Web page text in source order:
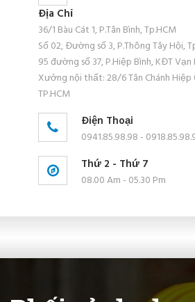
Địa Chỉ
36/1 Bàu Cát 1, P.Tân Bình, Tp.HCM
Số 02, Đường số 3, P.Thông Tây Hội,
95 đường số 37, P.Hiệp Bình, KĐT Vạn
Xưởng nội thất: 28/6 Tân Chánh Hiệp
TP.HCM
Điện Thoại
0941.85.98.98 -
Thứ 2 - Thứ 7
08.00 Am - 05.30 Pm